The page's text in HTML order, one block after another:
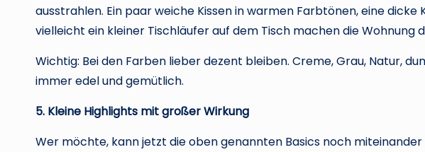
ausstrahlen. Ein paar weiche Kissen in warmen Farbtönen, eine dicke
vielleicht ein kleiner Tischläufer auf dem Tisch machen die Wohnung
Wichtig: Bei den Farben lieber dezent bleiben. Creme, Grau, Natur,
immer edel und gemütlich.
5. Kleine Highlights mit großer Wirkung
Wer möchte, kann jetzt die oben genannten Basics noch